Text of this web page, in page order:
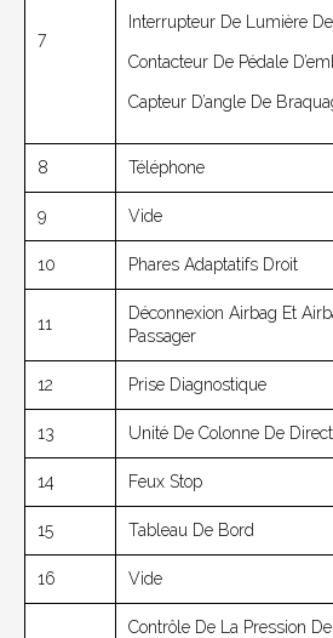
7
Interrupteur De Lumière
Contacteur De Pédale
Capteur D’angle De
8 Téléphone
9 Vide
10 Phares Adaptatifs Droit
11
Déconnexion Airbag Et
Passager
12 Prise Diagnostique
13 Unité De Colonne De
14 Feux Stop
15 Tableau De Bord
16 Vide
Contrôle De La Pression